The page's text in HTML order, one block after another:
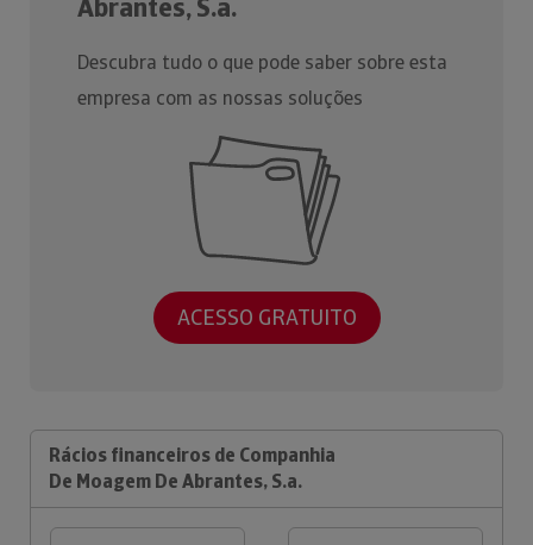
Abrantes, S.a.
Descubra tudo o que pode saber sobre esta
empresa com as nossas soluções
ACESSO GRATUITO
Rácios financeiros de Companhia
De Moagem De Abrantes, S.a.